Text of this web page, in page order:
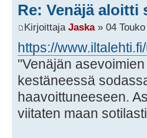
Re: Venäjä aloitti
Kirjoittaja Jaska» 04
https://
"Venäjän
kestäneessä
haavoittuneeseen.
viitaten maan